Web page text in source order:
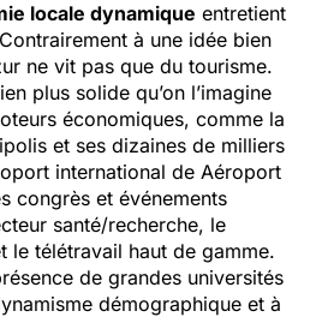
locale dynamique entretient
à une idée bien
ne vit pas que du tourisme.
plus solide qu’on l’imagine
économiques, comme la
et ses dizaines de milliers
international de Aéroport
congrès et événements
santé/recherche, le
le télétravail haut de gamme.
de grandes universités
démographique et à